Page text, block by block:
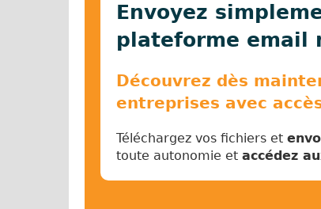
Envoyez
plateforme email
Découvrez dès
entreprises avec
Téléchargez vos fichiers et
toute autonomie et accédez